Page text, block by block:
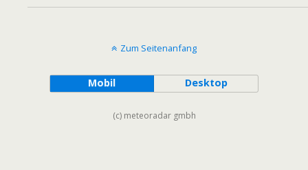
Zum Seitenanfang
Mobil Desktop
(c) meteoradar gmbh